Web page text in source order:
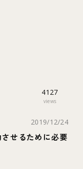
4127
views
2019/12/24
せるために必要